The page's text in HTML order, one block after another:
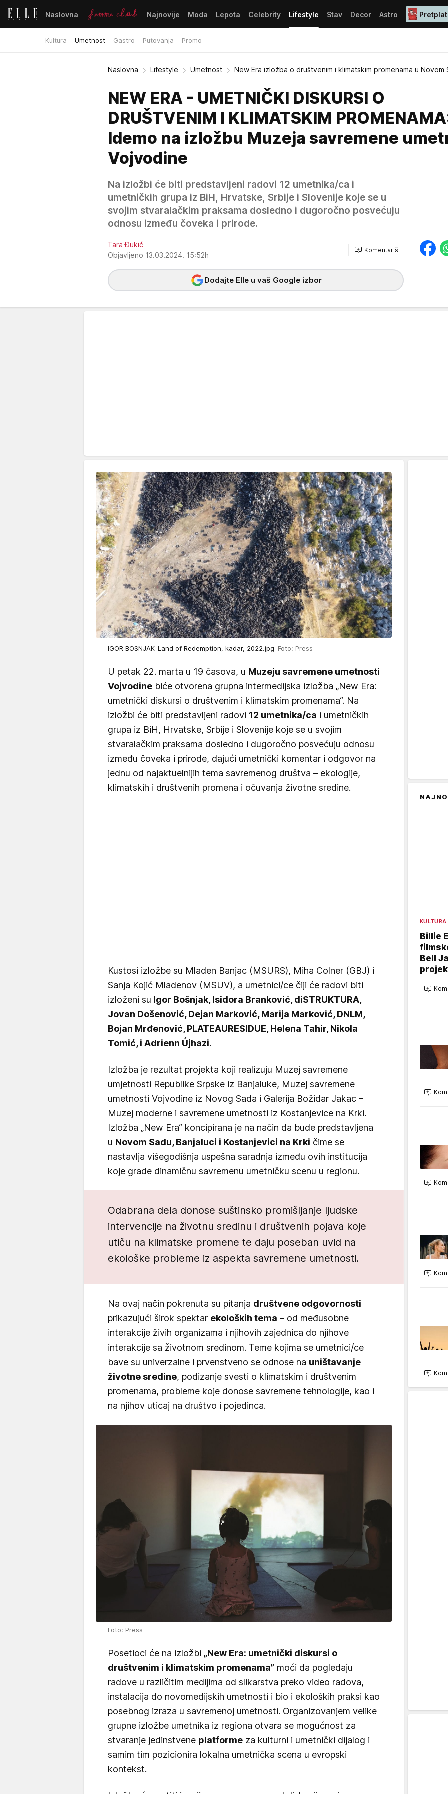
Naslovna Najnovije Moda Lepota Celebrity Lifestyle
Kultura Umetnost Gastro Putovanja Promo
Stav Decor Astro
Naslovna Lifestyle Umetnost New Era izložba o društvenim i klimatskim promenama u Novom
NEW ERA - UMETNIČKI DISKURSI O
DRUŠTVENIM I KLIMATSKIM
Idemo na izložbu Muzeja savremene
Vojvodine
Na izložbi će biti predstavljeni radovi 12 umetnika/ca i
umetničkih grupa iz BiH, Hrvatske, Srbije i Slovenije koje se u
svojim stvaralačkim praksama dosledno i dugoročno posvećuju
odnosu između čoveka i prirode.
Tara Đukić
Objavljeno 13.03.2024. 15:52h
Komentariši
Dodajte Elle u vaš Google izbor
IGOR BOSNJAK_Land of Redemption, kadar, 2022.jpg Foto: Press
U petak 22. marta u 19 časova, u Muzeju savremene umetnosti
Vojvodine biće otvorena grupna intermedijska izložba „New Era:
umetnički diskursi o društvenim i klimatskim promenama“. Na
izložbi će biti predstavljeni radovi 12 umetnika/ca i umetničkih
grupa iz BiH, Hrvatske, Srbije i Slovenije koje se u svojim
stvaralačkim praksama dosledno i dugoročno posvećuju odnosu
između čoveka i prirode, dajući umetnički komentar i odgovor na
jednu od najaktuelnijih tema savremenog društva – ekologije,
klimatskih i društvenih promena i očuvanja životne sredine.
Kustosi izložbe su Mladen Banjac (MSURS), Miha Colner (GBJ) i
Sanja Kojić Mladenov (MSUV), a umetnici/ce čiji će radovi biti
izloženi su Igor Bošnjak, Isidora Branković, diSTRUKTURA,
Jovan Došenović, Dejan Marković, Marija Marković, DNLM,
Bojan Mrđenović, PLATEAURESIDUE, Helena Tahir, Nikola
Tomić, i Adrienn Újhazi.
Izložba je rezultat projekta koji realizuju Muzej savremene
umjetnosti Republike Srpske iz Banjaluke, Muzej savremene
umetnosti Vojvodine iz Novog Sada i Galerija Božidar Jakac –
Muzej moderne i savremene umetnosti iz Kostanjevice na Krki.
Izložba „New Era“ koncipirana je na način da bude predstavljena
u Novom Sadu, Banjaluci i Kostanjevici na Krki čime se
nastavlja višegodišnja uspešna saradnja između ovih institucija
koje grade dinamičnu savremenu umetničku scenu u regionu.
Odabrana dela donose suštinsko promišljanje ljudske
intervencije na životnu sredinu i društvenih pojava koje
utiču na klimatske promene te daju poseban uvid na
ekološke probleme iz aspekta savremene umetnosti.
Na ovaj način pokrenuta su pitanja društvene odgovornosti
prikazujući širok spektar ekoloških tema – od međusobne
interakcije živih organizama i njihovih zajednica do njihove
interakcije sa životnom sredinom. Teme kojima se umetnici/ce
bave su univerzalne i prvenstveno se odnose na uništavanje
životne sredine, podizanje svesti o klimatskim i društvenim
promenama, probleme koje donose savremene tehnologije, kao i
na njihov uticaj na društvo i pojedinca.
Foto: Press
Posetioci će na izložbi „New Era: umetnički diskursi o
društvenim i klimatskim promenama” moći da pogledaju
radove u različitim medijima od slikarstva preko video radova,
instalacija do novomedijskih umetnosti i bio i ekoloških praksi kao
posebnog izraza u savremenoj umetnosti. Organizovanjem velike
grupne izložbe umetnika iz regiona otvara se mogućnost za
stvaranje jedinstvene platforme za kulturni i umetnički dijalog i
samim tim pozicionira lokalna umetnička scena u evropski
kontekst.
KULTURA
Billie
Bell